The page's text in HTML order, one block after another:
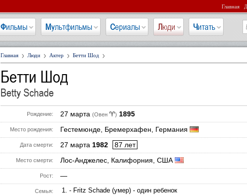
Главная
Фильмы Мультфильмы Сериалы Люди Читать
Главная Люди Актер Бетти Шод
Бетти Шод
Betty Schade
Рождение: 27 марта (Овен ♈) 1895
Место рождения: Гестемюнде, Бремерхафен, Германия
Дата смерти: 27 марта 1982 87 лет
Место смерти: Лос-Анджелес, Калифорния, США
Рост: —
Семья:
- Fritz Schade (умер) - один ребенок